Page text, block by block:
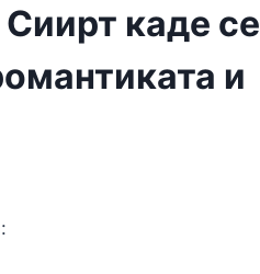
Сиирт каде се
и